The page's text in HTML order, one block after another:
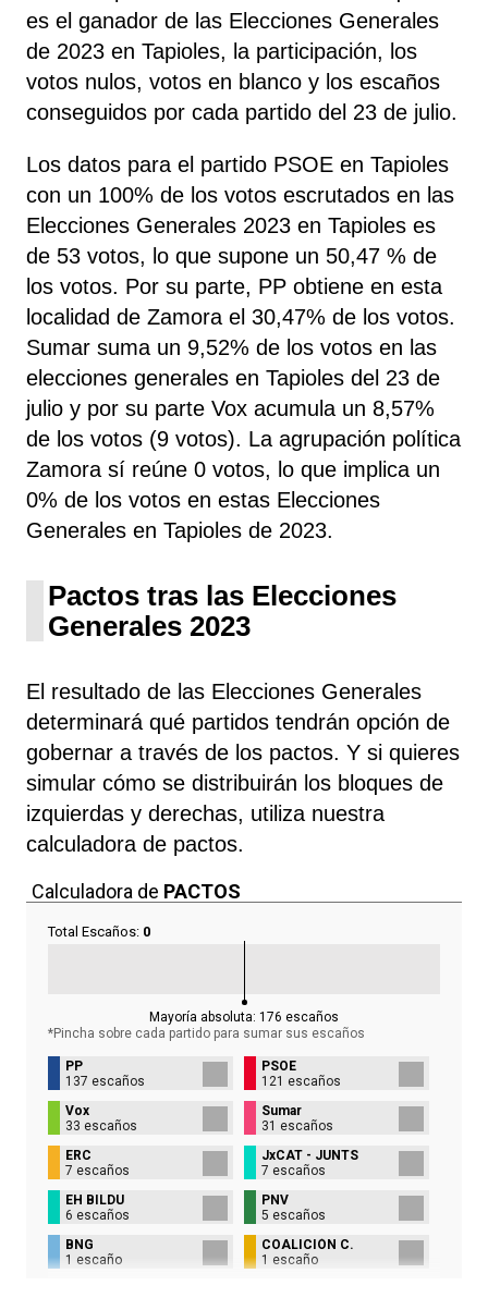
es el ganador de las Elecciones Generales
de 2023 en Tapioles, la participación, los
votos nulos, votos en blanco y los escaños
conseguidos por cada partido del 23 de julio.
Los datos para el partido PSOE en Tapioles
con un 100% de los votos escrutados en las
Elecciones Generales 2023 en Tapioles es
de 53 votos, lo que supone un 50,47 % de
los votos. Por su parte, PP obtiene en esta
localidad de Zamora el 30,47% de los votos.
Sumar suma un 9,52% de los votos en las
elecciones generales en Tapioles del 23 de
julio y por su parte Vox acumula un 8,57%
de los votos (9 votos). La agrupación política
Zamora sí reúne 0 votos, lo que implica un
0% de los votos en estas Elecciones
Generales en Tapioles de 2023.
Pactos tras las Elecciones
Generales 2023
El resultado de las Elecciones Generales
determinará qué partidos tendrán opción de
gobernar a través de los pactos. Y si quieres
simular cómo se distribuirán los bloques de
izquierdas y derechas, utiliza nuestra
calculadora de pactos.
Calculadora de PACTOS
Total Escaños: 0
Mayoría absoluta: 176 escaños
*Pincha sobre cada partido para sumar sus escaños
PP
137 escaños
PSOE
121 escaños
Vox
33 escaños
Sumar
31 escaños
ERC
7 escaños
JxCAT - JUNTS
7 escaños
EH BILDU
6 escaños
PNV
5 escaños
BNG
1 escaño
COALICIÓN C.
1 escaño